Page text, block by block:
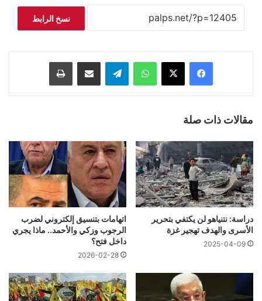
نسخ الرابط
فيسبوك ‫X واتساب تيلقرام مشاركة عبر البريد طباعة
مقالات ذات صلة
دراسة: نتنياهو لن يكتفي بتحرير
الأسرى والهدف تهجير غزة
2025-04-09
اتهامات بتنسيق إلكتروني لضرب
الرجوب وزكي والأحمد.. ماذا يجري
داخل فتح؟
2026-02-28